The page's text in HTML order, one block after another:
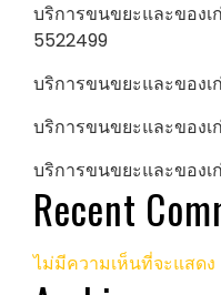
บริการขนขยะและของ
5522499
บริการขนขยะและของ
บริการขนขยะและของ
บริการขนขยะและของ
Recent
ไม่มีความเห็นที่จะแสดง